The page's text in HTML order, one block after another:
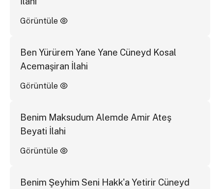
Görüntüle
Ben Yürürem Yane Yane Cüneyd Kosal
Acemaşiran İlahi
Görüntüle
Benim Maksudum Alemde Amir Ateş
Beyati İlahi
Görüntüle
Benim Şeyhim Seni Hakk'a Yetirir Cüneyd